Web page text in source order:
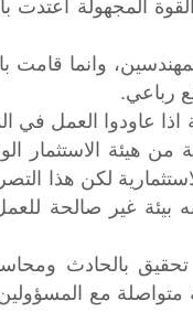
وانما قامت
عاودوا العمل في
هيئة الاستثمار
لكن هذا
بيئة غير صالحة
تحقيق بالحادث
متواصلة مع